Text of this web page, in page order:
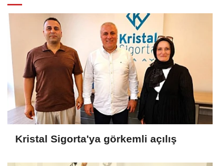
Kristal Sigorta'ya görkemli açılış